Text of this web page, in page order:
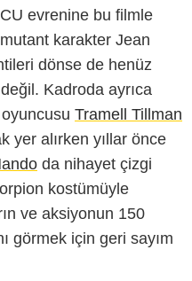
evrenine bu filmle
karakter Jean
dönse de henüz
Kadroda ayrıca
oyuncusu Tramell Tillman
yer alırken yıllar önce
da nihayet çizgi
kostümüyle
ve aksiyonun 150
görmek için geri sayım